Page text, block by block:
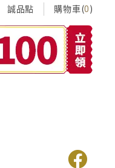
誠品點 購物車(0)